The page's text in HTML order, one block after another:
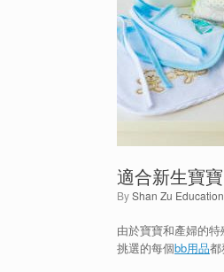
適合新生寶
byShan Zu Education
由於寶寶和產婦的
挑選的每個bb用品都